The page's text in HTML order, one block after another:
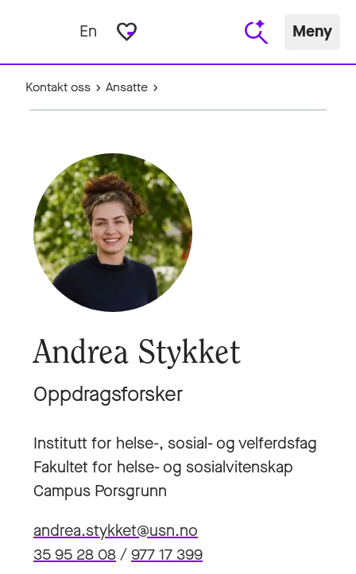
En favorite_border Meny
Kontakt oss Ansatte
Andrea Stykket
Oppdragsforsker
Institutt for helse-, sosial- og velferdsfag
Fakultet for helse- og sosialvitenskap
Campus Porsgrunn
andrea.stykket@usn.no
35 95 28 08/977 17 399